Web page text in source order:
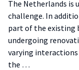
The Netherlands is
challenge. In
part of the existing
undergoing
varying
the …